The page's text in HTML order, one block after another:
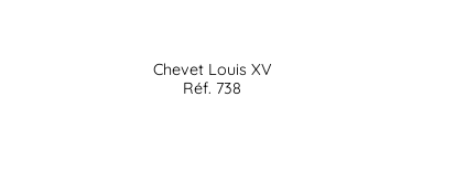
Chevet Louis XV
Réf. 738